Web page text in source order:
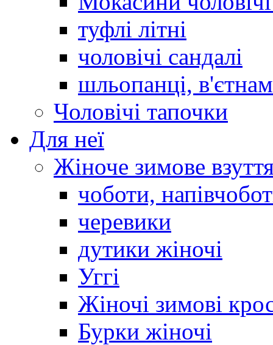
туфлі літні
чоловічі сандалі
шльопанці,
Чоловічі тапочки
Для неї
Жіноче зимове
чоботи,
черевики
дутики жіночі
Уггі
Жіночі зимові
Бурки жіночі